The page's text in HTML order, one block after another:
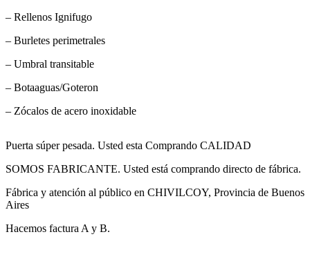
– Rellenos Ignifugo
– Burletes perimetrales
– Umbral transitable
– Botaaguas/Goteron
– Zócalos de acero inoxidable
Puerta súper pesada. Usted esta Comprando CALIDAD
SOMOS FABRICANTE. Usted está comprando directo de fábrica.
Fábrica y atención al público en CHIVILCOY, Provincia de Buenos
Aires
Hacemos factura A y B.